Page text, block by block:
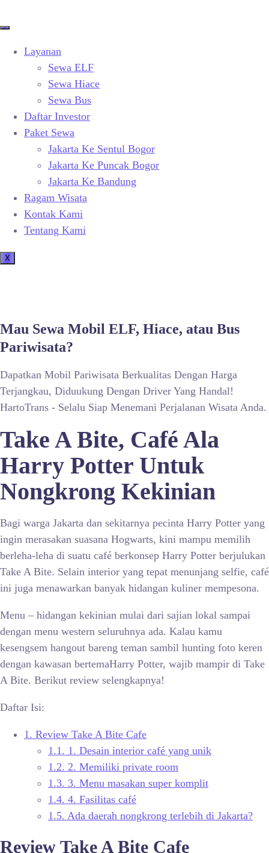
Layanan
Sewa ELF
Sewa Hiace
Sewa Bus
Daftar Investor
Paket Sewa
Jakarta Ke Sentul Bogor
Jakarta Ke Puncak Bogor
Jakarta Ke Bandung
Ragam Wisata
Kontak Kami
Tentang Kami
X
Mau Sewa Mobil ELF, Hiace, atau Bus
Pariwisata?
Dapatkan Mobil Pariwisata Berkualitas Dengan Harga
Terjangkau, Diduukung Dengan Driver Yang Handal!
HartoTrans - Selalu Siap Menemani Perjalanan Wisata Anda.
Take A Bite, Café Ala
Harry Potter Untuk
Nongkrong Kekinian
Bagi warga Jakarta dan sekitarnya pecinta Harry Potter yang
ingin merasakan suasana Hogwarts, kini mampu memilih
berleha-leha di suatu café berkonsep Harry Potter berjulukan
Take A Bite. Selain interior yang tepat menunjang selfie, café
ini juga menawarkan banyak hidangan kuliner mempesona.
Menu – hidangan kekinian mulai dari sajian lokal sampai
dengan menu western seluruhnya ada. Kalau kamu
kesengsem hangout bareng teman sambil hunting foto keren
dengan kawasan bertemaHarry Potter, wajib mampir di Take
A Bite. Berikut review selengkapnya!
Daftar Isi:
1. Review Take A Bite Cafe
1.1. 1. Desain interior café yang unik
1.2. 2. Memiliki private room
1.3. 3. Menu masakan super komplit
1.4. 4. Fasilitas café
1.5. Ada daerah nongkrong terlebih di Jakarta?
Review Take A Bite Cafe